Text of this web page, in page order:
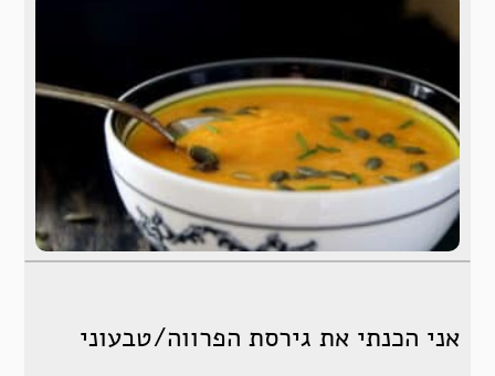
אני הכנתי את גירסת הפרווה/טבעוני